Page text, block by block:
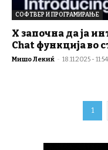
СОФТВЕР И ПРОГРАМИРАЊЕ
X започна да ја
Chat функција во
Мишо Лекиќ - 18.11.2025 - 11:54
1